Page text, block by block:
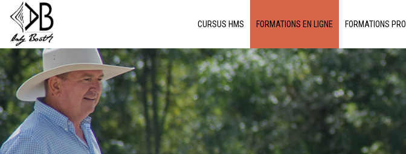
CURSUS HMS FORMATIONS EN LIGNE FORMATIONS PRO